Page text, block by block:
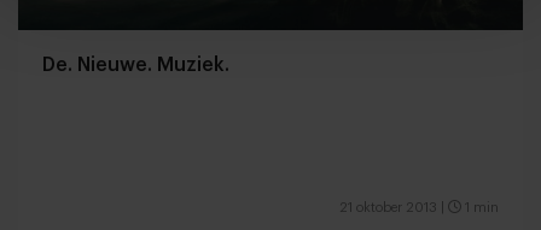
De. Nieuwe. Muziek.
21 oktober 2013 1 min